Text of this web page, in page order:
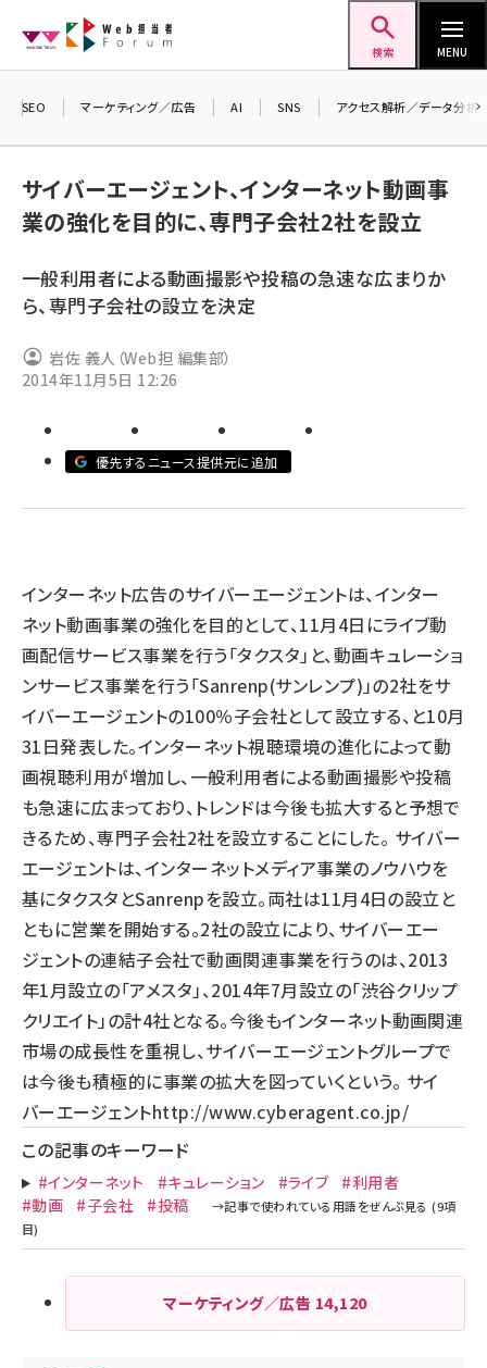
ン
検索 MENU
ai (2799)
note (2308)
z世代 (1617)
SEO マーケティング／広告 AI SNS アクセス解析／データ分析
サイバーエージェント、インターネット動画事
業の強化を目的に、専門子会社2社を設立
一般利用者による動画撮影や投稿の急速な広まりか
ら、専門子会社の設立を決定
岩佐 義人（Web担 編集部）
2014年11月5日 12:26
優先するニュース提供元に追加
インターネット広告のサイバーエージェントは、インター
ネット動画事業の強化を目的として、11月4日にライブ動
画配信サービス事業を行う「タクスタ」と、動画キュレーショ
ンサービス事業を行う「Sanrenp(サンレンプ)」の2社をサ
イバーエージェントの100％子会社として設立する、と10月
31日発表した。インターネット視聴環境の進化によって動
画視聴利用が増加し、一般利用者による動画撮影や投稿
も急速に広まっており、トレンドは今後も拡大すると予想で
きるため、専門子会社2社を設立することにした。 サイバー
エージェントは、インターネットメディア事業のノウハウを
基にタクスタとSanrenpを設立。両社は11月4日の設立と
ともに営業を開始する。2社の設立により、サイバーエー
ジェントの連結子会社で動画関連事業を行うのは、2013
年1月設立の「アメスタ」、2014年7月設立の「渋谷クリップ
クリエイト」の計4社となる。今後もインターネット動画関連
市場の成長性を重視し、サイバーエージェントグループで
は今後も積極的に事業の拡大を図っていくという。 サイ
バーエージェントhttp://www.cyberagent.co.jp/
この記事のキーワード
#インターネット #キュレーション #ライブ
#利用者
#動画
#子会社 #投稿
マーケティング／広告 14,120
差し